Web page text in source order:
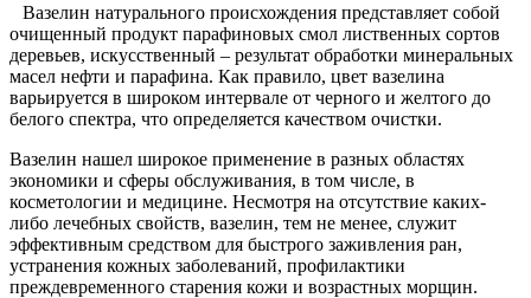
Вазелин натурального происхождения представляет собой
очищенный продукт парафиновых смол лиственных сортов
деревьев, искусственный – результат обработки минеральных
масел нефти и парафина. Как правило, цвет вазелина
варьируется в широком интервале от черного и желтого до
белого спектра, что определяется качеством очистки.
Вазелин нашел широкое применение в разных областях
экономики и сферы обслуживания, в том числе, в
косметологии и медицине. Несмотря на отсутствие каких-
либо лечебных свойств, вазелин, тем не менее, служит
эффективным средством для быстрого заживления ран,
устранения кожных заболеваний, профилактики
преждевременного старения кожи и возрастных морщин.